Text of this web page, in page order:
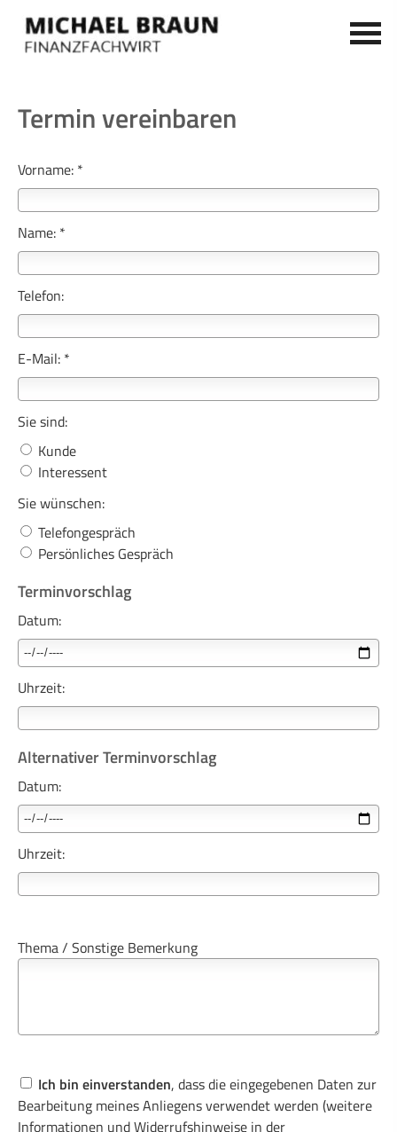
Termin ver­ein­baren
Vorname: *
Name: *
Telefon:
E-Mail: *
Sie sind:
Kunde
Interessent
Sie wünschen:
Telefongespräch
Persönliches Gespräch
Terminvorschlag
Datum:
Uhrzeit:
Alternativer Terminvorschlag
Datum:
Uhrzeit:
Thema / Sonstige Bemerkung
Ich bin einverstanden, dass die eingegebenen Daten zur
Bearbeitung meines Anliegens verwendet werden (weitere
Informationen und Widerrufshinweise in der